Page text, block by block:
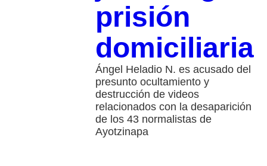
prisión
domiciliaria
Ángel Heladio N. es acusado del
presunto ocultamiento y
destrucción de videos
relacionados con la desaparición
de los 43 normalistas de
Ayotzinapa